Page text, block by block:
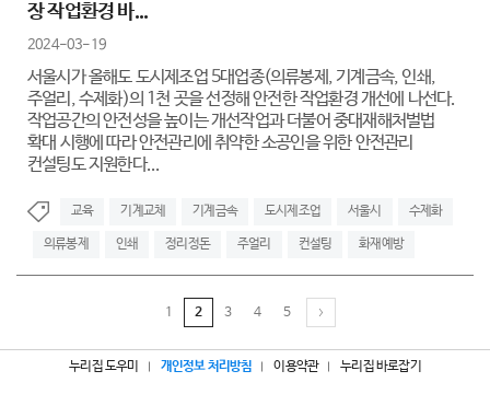
장 작업환경 바...
2024-03-19
서울시가 올해도 도시제조업 5대업종(의류봉제, 기계금속, 인쇄,
주얼리, 수제화)의 1천 곳을 선정해 안전한 작업환경 개선에 나선다.
작업공간의 안전성을 높이는 개선작업과 더불어 중대재해처벌법
확대 시행에 따라 안전관리에 취약한 소공인을 위한 안전관리
컨설팅도 지원한다...
교육 기계교체 기계금속 도시제조업 서울시 수제화
의류봉제 인쇄 정리정돈 주얼리 컨설팅 화재예방
1 2 3 4 5
누리집 도우미 개인정보 처리방침 이용약관 누리집 바로잡기